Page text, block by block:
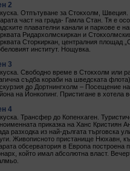
2
Отпътуване за Стокхолм, Швеция.
част на града- Гамла Стан. Тя е
плавателни канали и паркове е
Ридархолмскиркан и
Сторкиркан, централния площад
институт. Нощувка.
3
Свободно време в Стокхолм или
съдба кораби на шведската
до Дортнингхолм – Посещение
на Йонкопинг. Пристигане в хотела
4
Трансфер до Копенхаген.
приказка на Ханс Кристиян
разходка из най-дългата търговска
Живописното пристанище Нюхавн,
обсерватория в Европа построена
който имал абсолютна власт.